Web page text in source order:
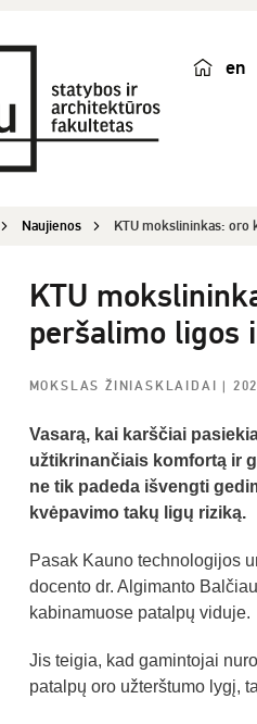
en
k
Naujienos KTU mokslininkas:
KTU
peršalimo ligos
MOKSLAS ŽINIASKLAIDAI |
Vasarą, kai karščiai
užtikrinančiais komfortą ir
ne tik padeda išvengti
kvėpavimo takų ligų riziką.
Pasak Kauno technologijos
docento dr. Algimanto
kabinamuose patalpų viduje.
Jis teigia, kad gamintojai
patalpų oro užterštumo lygį,